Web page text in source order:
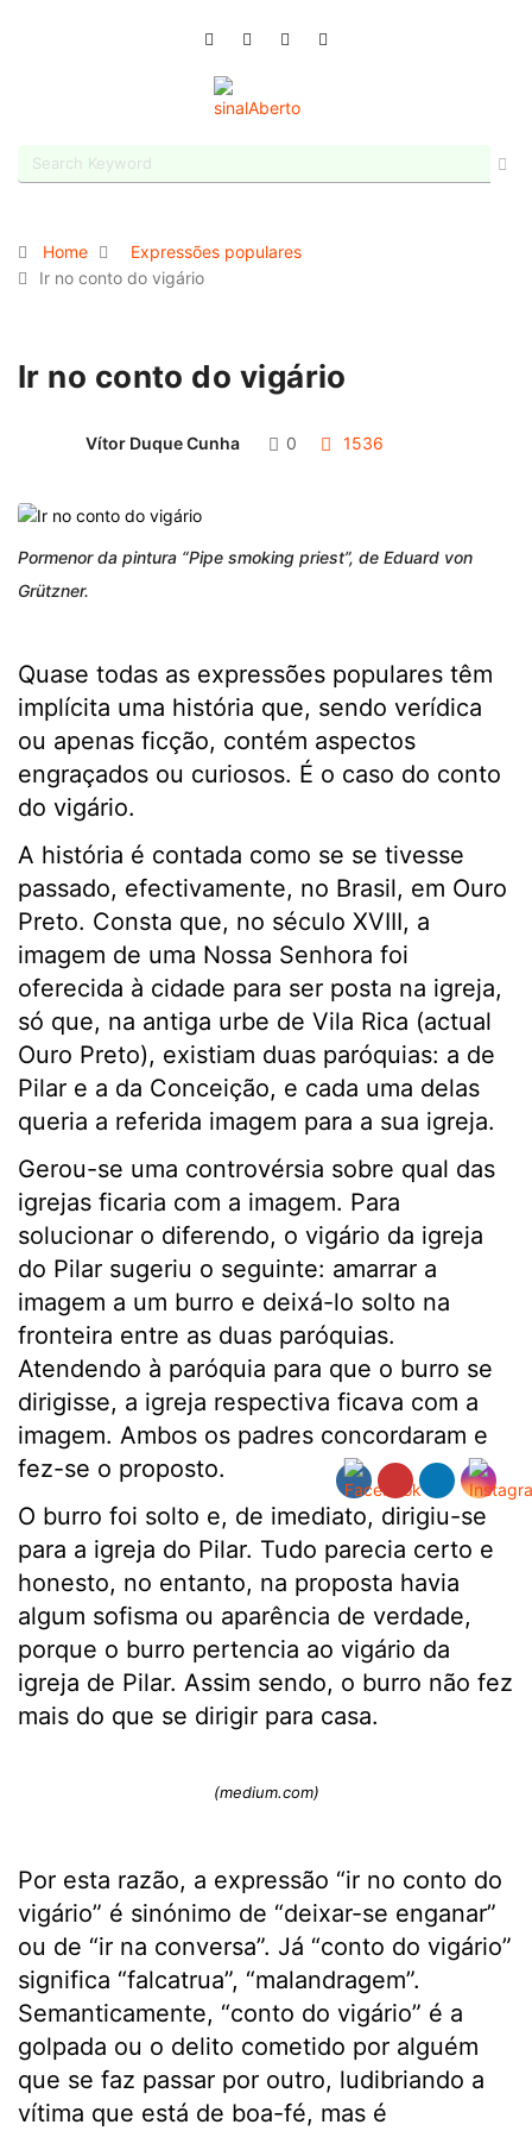
Home
Expressões populares
Ir no conto do vigário
Ir no conto do vigário
Vítor Duque Cunha 0 1536
Pormenor da pintura “Pipe smoking priest”, de Eduard von
Grützner.
Quase todas as expressões populares têm
implícita uma história que, sendo verídica
ou apenas ficção, contém aspectos
engraçados ou curiosos. É o caso do conto
do vigário.
A história é contada como se se tivesse
passado, efectivamente, no Brasil, em Ouro
Preto. Consta que, no século XVIII, a
imagem de uma Nossa Senhora foi
oferecida à cidade para ser posta na igreja,
só que, na antiga urbe de Vila Rica (actual
Ouro Preto), existiam duas paróquias: a de
Pilar e a da Conceição, e cada uma delas
queria a referida imagem para a sua igreja.
Gerou-se uma controvérsia sobre qual das
igrejas ficaria com a imagem. Para
solucionar o diferendo, o vigário da igreja
do Pilar sugeriu o seguinte: amarrar a
imagem a um burro e deixá-lo solto na
fronteira entre as duas paróquias.
Atendendo à paróquia para que o burro se
dirigisse, a igreja respectiva ficava com a
imagem. Ambos os padres concordaram e
fez-se o proposto.
O burro foi solto e, de imediato, dirigiu-se
para a igreja do Pilar. Tudo parecia certo e
honesto, no entanto, na proposta havia
algum sofisma ou aparência de verdade,
porque o burro pertencia ao vigário da
igreja de Pilar. Assim sendo, o burro não fez
mais do que se dirigir para casa.
(medium.com)
Por esta razão, a expressão “ir no conto do
vigário” é sinónimo de “deixar-se enganar”
ou de “ir na conversa”. Já “conto do vigário”
significa “falcatrua”, “malandragem”.
Semanticamente, “conto do vigário” é a
golpada ou o delito cometido por alguém
que se faz passar por outro, ludibriando a
vítima que está de boa-fé, mas é